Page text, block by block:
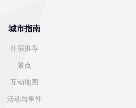
城市指南
住宿推荐
景点
互动地图
活动与事件